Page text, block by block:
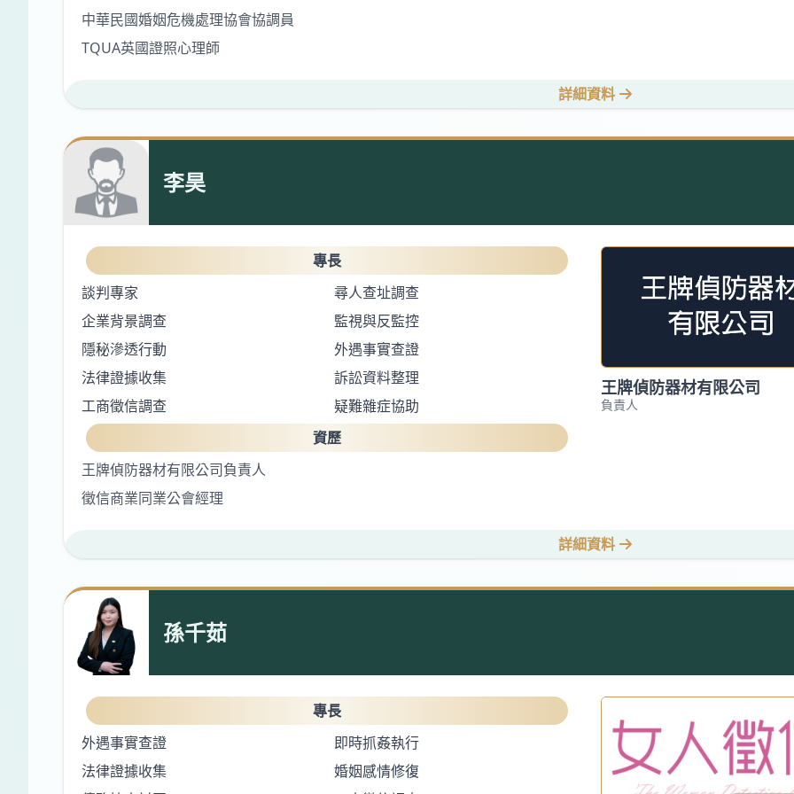
中華民國婚姻危機處理協會協調員
TQUA英國證照心理師
詳細資料
李昊
專長
談判專家
尋人查址調查
企業背景調查
監視與反監控
隱秘滲透行動
外遇事實查證
法律證據收集
訴訟資料整理
工商徵信調查
疑難雜症協助
資歷
王牌偵防器材有限公司負責人
徵信商業同業公會經理
王牌偵防器材有限公司
負責人
詳細資料
孫千茹
專長
外遇事實查證
即時抓姦執行
法律證據收集
婚姻感情修復